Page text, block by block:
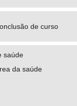
de curso
saúde
da saúde